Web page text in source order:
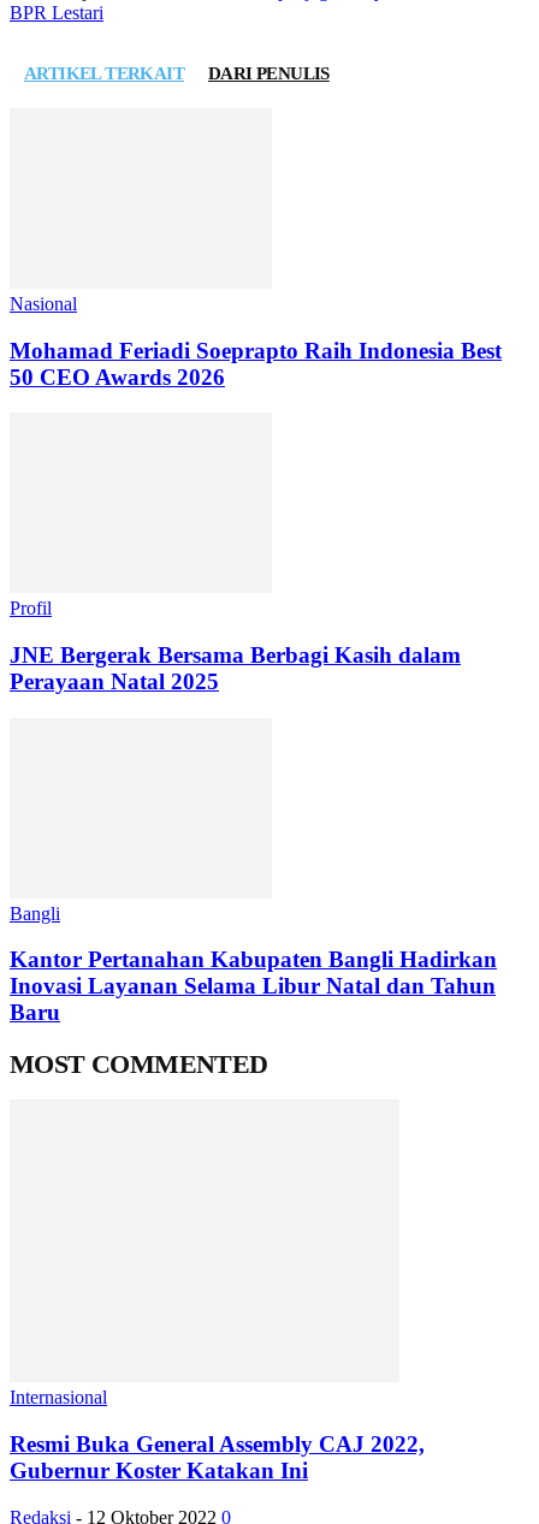
BPR Lestari
ARTIKEL TERKAIT DARI PENULIS
Nasional
Mohamad Feriadi Soeprapto Raih Indonesia Best
50 CEO Awards 2026
Profil
JNE Bergerak Bersama Berbagi Kasih dalam
Perayaan Natal 2025
Bangli
Kantor Pertanahan Kabupaten Bangli Hadirkan
Inovasi Layanan Selama Libur Natal dan Tahun
Baru
MOST COMMENTED
Internasional
Resmi Buka General Assembly CAJ 2022,
Gubernur Koster Katakan Ini
Redaksi - 12 Oktober 2022 0